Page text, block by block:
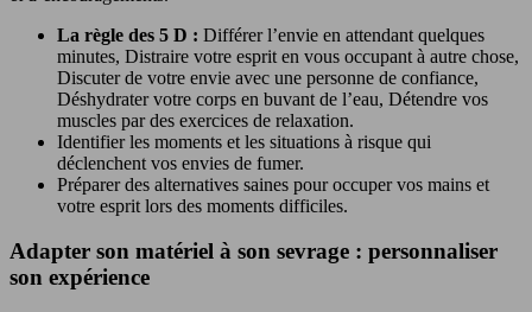
La règle des 5 D : Différer l’envie en attendant quelques
minutes, Distraire votre esprit en vous occupant à autre chose,
Discuter de votre envie avec une personne de confiance,
Déshydrater votre corps en buvant de l’eau, Détendre vos
muscles par des exercices de relaxation.
Identifier les moments et les situations à risque qui
déclenchent vos envies de fumer.
Préparer des alternatives saines pour occuper vos mains et
votre esprit lors des moments difficiles.
Adapter son matériel à son sevrage : personnaliser
son expérience